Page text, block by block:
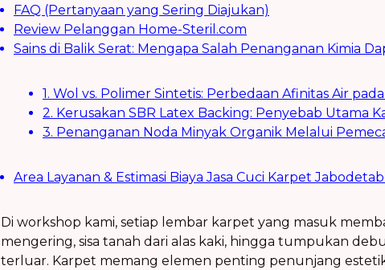
FAQ (Pertanyaan yang Sering Diajukan)
Review Pelanggan Home-Steril.com
Sains di Balik Serat: Mengapa Salah Penanganan Kimia
1. Wol vs. Polimer Sintetis: Perbedaan Afinitas Air
2. Kerusakan SBR Latex Backing: Penyebab Utama
3. Penanganan Noda Minyak Organik Melalui
Area Layanan & Estimasi Biaya Jasa Cuci Karpet
Di workshop kami, setiap lembar karpet yang masuk
mengering, sisa tanah dari alas kaki, hingga tumpukan
terluar. Karpet memang elemen penting penunjang